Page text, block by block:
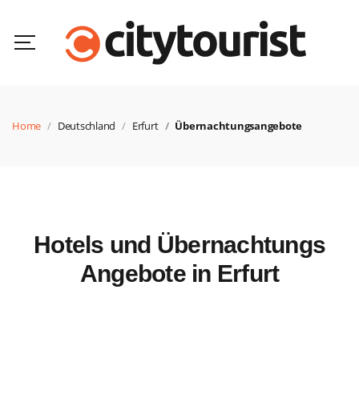
Home Deutschland Erfurt Übernachtungsangebote
Hotels und Übernachtungs
Angebote in Erfurt